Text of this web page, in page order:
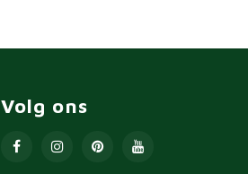
Volg ons